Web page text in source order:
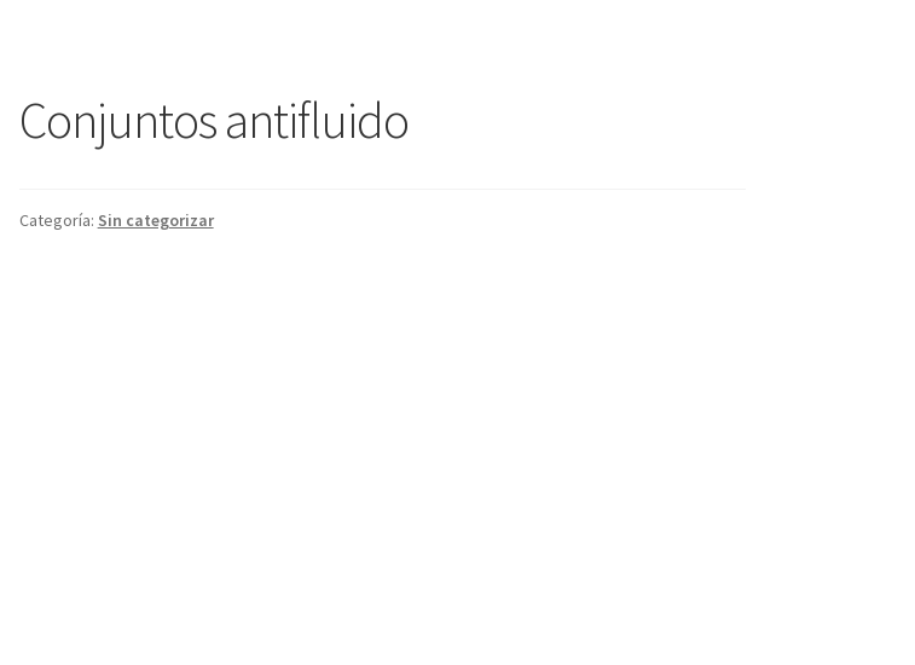
Conjuntos antifluido
Categoría: Sin categorizar